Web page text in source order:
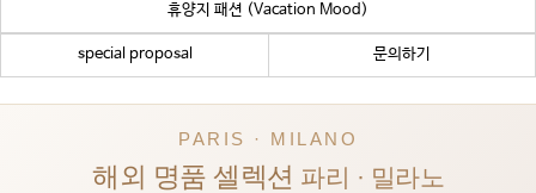
휴양지 패션 (Vacation Mood)
special proposal 문의하기
PARIS · MILANO
해외 명품 셀렉션 파리 · 밀라노